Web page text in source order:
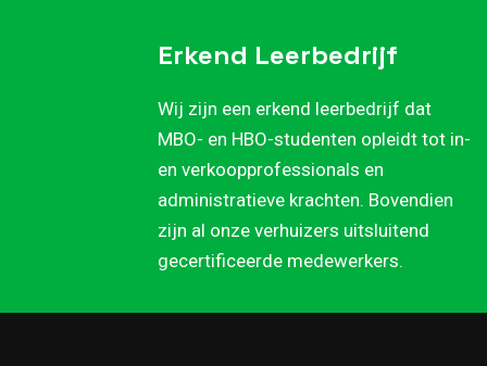
Erkend Leerbedrijf
Wij zijn een erkend leerbedrijf dat
MBO- en HBO-studenten opleidt tot in-
en verkoopprofessionals en
administratieve krachten. Bovendien
zijn al onze verhuizers uitsluitend
gecertificeerde medewerkers.